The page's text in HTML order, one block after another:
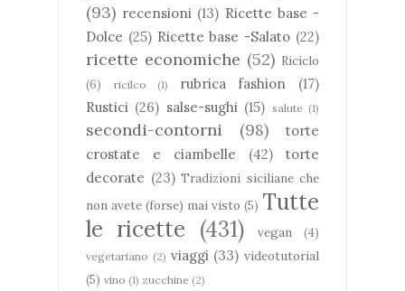
(93) recensioni (13) Ricette base -
Dolce (25) Ricette base -Salato (22)
ricette economiche (52) Riciclo
(6)
ricilco (1) rubrica fashion
(17)
Rustici (26) salse-sughi (15) salute (1)
secondi-contorni (98)
torte
crostate e ciambelle
(42)
torte
decorate (23) Tradizioni siciliane che
non avete (forse) mai visto (5) Tutte
le ricette (431) vegan (4)
vegetariano (2) viaggi (33) videotutorial
(5) vino (1) zucchine (2)